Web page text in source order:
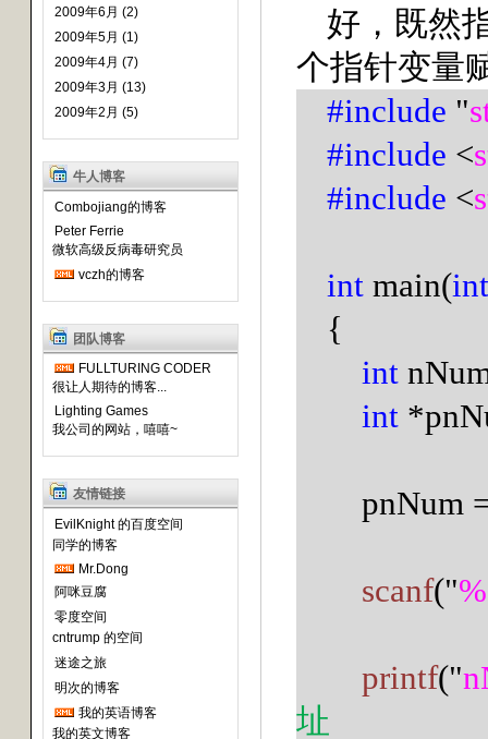
2009年6月 (2)
2009年5月 (1)
2009年4月 (7)
2009年3月 (13)
2009年2月 (5)
牛人博客
Combojiang的博客
Peter Ferrie
微软高级反病毒研究员
vczh的博客
团队博客
FULLTURING CODER
很让人期待的博客...
Lighting Games
我公司的网站，嘻嘻~
友情链接
EvilKnight 的百度空间
同学的博客
Mr.Dong
阿咪豆腐
零度空间
cntrump 的空间
迷途之旅
明次的博客
我的英语博客
我的英文博客
好，既然
个指针变量
#include "
#include <
#include <
int main(int
{
int
int
pnNum
scanf("
printf("
址